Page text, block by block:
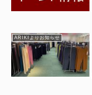
ARIKIよりお知らせ